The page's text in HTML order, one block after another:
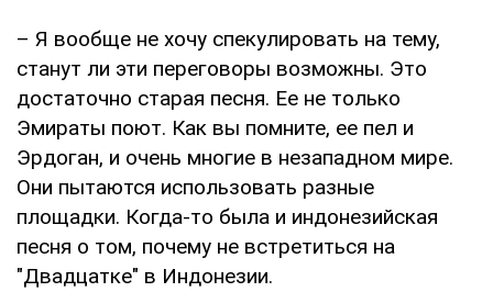
– Я вообще не хочу спекулировать на тему,
станут ли эти переговоры возможны. Это
достаточно старая песня. Ее не только
Эмираты поют. Как вы помните, ее пел и
Эрдоган, и очень многие в незападном мире.
Они пытаются использовать разные
площадки. Когда-то была и индонезийская
песня о том, почему не встретиться на
"Двадцатке" в Индонезии.